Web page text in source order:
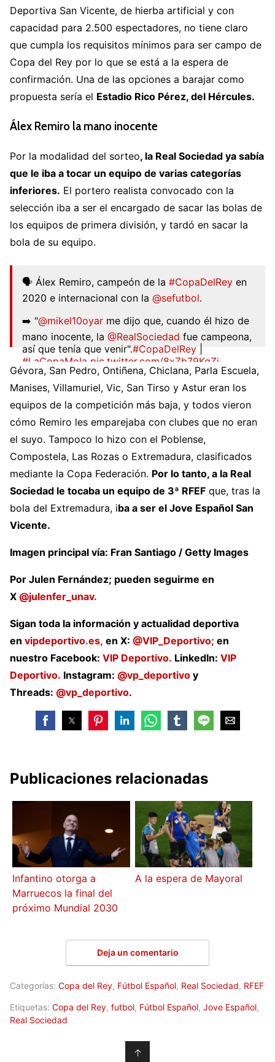
Deportiva San Vicente, de hierba artificial y con
capacidad para 2.500 espectadores, no tiene claro
que cumpla los requisitos mínimos para ser campo de
Copa del Rey por lo que se está a la espera de
confirmación. Una de las opciones a barajar como
propuesta sería el Estadio Rico Pérez, del Hércules.
Álex Remiro la mano inocente
Por la modalidad del sorteo, la Real Sociedad ya sabía
que le iba a tocar un equipo de varias categorías
inferiores. El portero realista convocado con la
selección iba a ser el encargado de sacar las bolas de
los equipos de primera división, y tardó en sacar la
bola de su equipo.
🗣️ Álex Remiro, campeón de la #CopaDelRey en
2020 e internacional con la @sefutbol.
➡️ "@mikel10oyar me dijo que, cuando él hizo de
mano inocente, la @RealSociedad fue campeona,
así que tenía que venir".#CopaDelRey
#LaCopaMola pic.twitter.com/8xZb79KqZi
— RFEF (@rfef)October 10, 2024
Gévora, San Pedro, Ontiñena, Chiclana, Parla Escuela,
Manises, Villamuriel, Vic, San Tirso y Astur eran los
equipos de la competición más baja, y todos vieron
cómo Remiro les emparejaba con clubes que no eran
el suyo. Tampoco lo hizo con el Poblense,
Compostela, Las Rozas o Extremadura, clasificados
mediante la Copa Federación. Por lo tanto, a la Real
Sociedad le tocaba un equipo de 3ª RFEF que, tras la
bola del Extremadura, iba a ser el Jove Español San
Vicente.
Imagen principal vía: Fran Santiago / Getty Images
Por Julen Fernández; pueden seguirme en
X @julenfer_unav.
Sigan toda la información y actualidad deportiva
en vipdeportivo.es, en X: @VIP_Deportivo; en
nuestro Facebook: VIP Deportivo. LinkedIn: VIP
Deportivo. Instagram: @vp_deportivo y
Threads: @vp_deportivo.
Publicaciones relacionadas
Infantino otorga a
Marruecos la final del
próximo Mundial 2030
A la espera de Mayoral
Deja un comentario
Categorías: Copa del Rey, Fútbol Español, Real Sociedad, RFEF
Etiquetas: Copa del Rey, futbol, Fútbol Español, Jove Español,
Real Sociedad
↑